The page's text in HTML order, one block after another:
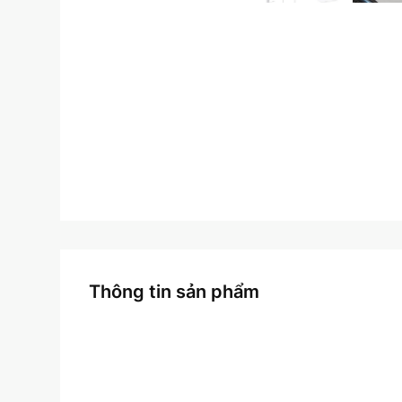
Thông tin sản phẩm